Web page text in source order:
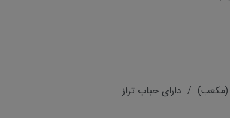
/ دارای حباب تراز